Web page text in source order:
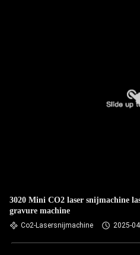
3020 Mini CO2 laser snijmachine
gravure machine
Co2-Lasersnijmachine 2025-